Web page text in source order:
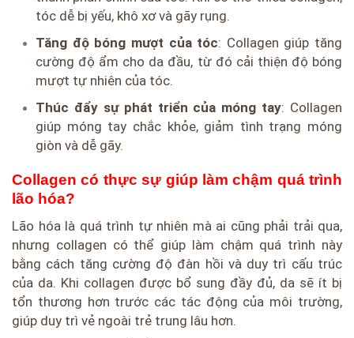
tóc dễ bị yếu, khô xơ và gãy rụng.
Tăng độ bóng mượt của tóc: Collagen giúp tăng
cường độ ẩm cho da đầu, từ đó cải thiện độ bóng
mượt tự nhiên của tóc.
Thúc đẩy sự phát triển của móng tay: Collagen
giúp móng tay chắc khỏe, giảm tình trạng móng
giòn và dễ gãy.
Collagen có thực sự giúp làm chậm quá trình
lão hóa?
Lão hóa là quá trình tự nhiên mà ai cũng phải trải qua,
nhưng collagen có thể giúp làm chậm quá trình này
bằng cách tăng cường độ đàn hồi và duy trì cấu trúc
của da. Khi collagen được bổ sung đầy đủ, da sẽ ít bị
tổn thương hơn trước các tác động của môi trường,
giúp duy trì vẻ ngoài trẻ trung lâu hơn.